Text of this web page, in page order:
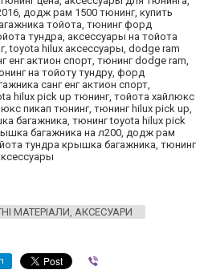
додж рам 1500 тюнинг, купить
тойота, тюнинг форд
тундра, аксессуары на тойота
toyota hilux аксессуары, dodge ram
енг актион спорт, тюнинг dodge ram,
на тойоту тундру, форд
санг енг актион спорт,
hilux pick up тюнинг, тойота хайлюкс
пикап тюнинг, тюнинг hilux pick up,
багажника, тюнинг toyota hilux pick
багажника на л200, додж рам
тундра крышка багажника, тюнинг
МАТЕРІАЛИ, АКСЕСУАРИ